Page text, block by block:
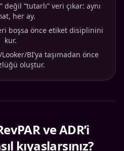
“tutarlı” veri çıkar: aynı
her ay.
boşsa önce etiket disiplinini
kur.
BI’ya taşımadan önce
oluştur.
ve ADR’i
kıyaslarsınız?